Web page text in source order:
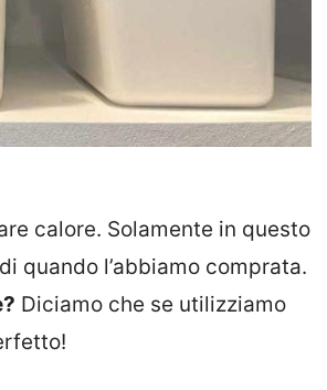
calore. Solamente in questo
quando l’abbiamo comprata.
Diciamo che se utilizziamo